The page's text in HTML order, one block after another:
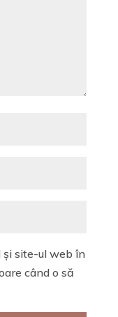
și site-ul web în
când o să